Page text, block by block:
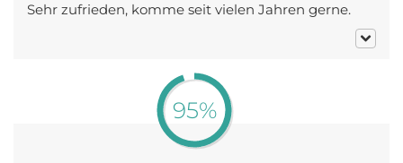
Sehr zufrieden, komme seit vielen Jahren gerne.
95%